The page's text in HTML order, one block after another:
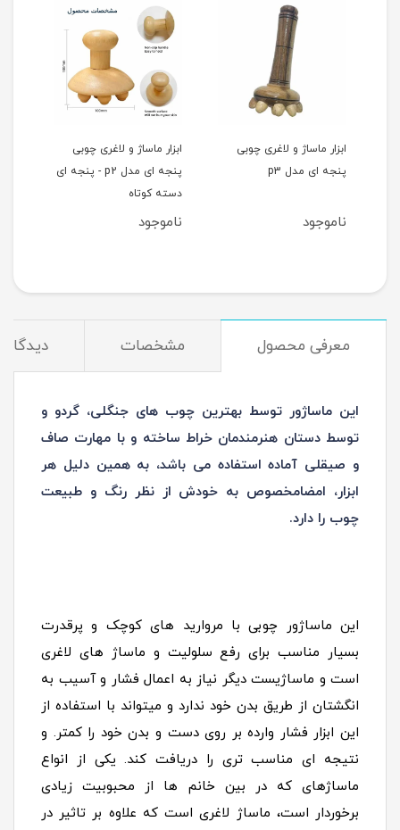
ابزار ماساژ و لاغری چوبی
پنجه ای مدل p3
ناموجود
ابزار ماساژ و لاغری چوبی
پنجه ای مدل p2 - پنجه ای
دسته کوتاه
ناموجود
معرفی محصول مشخصات
این ماساژور توسط بهترین چوب های جنگلی، گردو و
توسط دستان هنرمندمان خراط ساخته و با مهارت صاف
و صیقلی آماده استفاده می باشد، به همین دلیل هر
ابزار، امضامخصوص به خودش از نظر رنگ و طبیعت
چوب را دارد.
این ماساژور چوبی با مروارید های کوچک و پرقدرت
بسیار مناسب برای رفع سلولیت و ماساژ های لاغری
است و ماساژیست دیگر نیاز به اعمال فشار و آسیب به
انگشتان از طریق بدن خود ندارد و میتواند با استفاده از
این ابزار فشار وارده بر روی دست و بدن خود را کمتر. و
نتیجه ای مناسب تری را دریافت کند. یکی از انواع
ماساژهای که در بین خانم ها از محبوبیت زیادی
برخوردار است، ماساژ لاغری است که علاوه بر تاثیر در